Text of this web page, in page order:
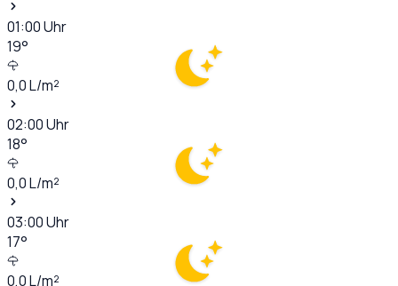
01:00Uhr
19°
0,0L/m²
02:00Uhr
18°
0,0L/m²
03:00Uhr
17°
0,0L/m²